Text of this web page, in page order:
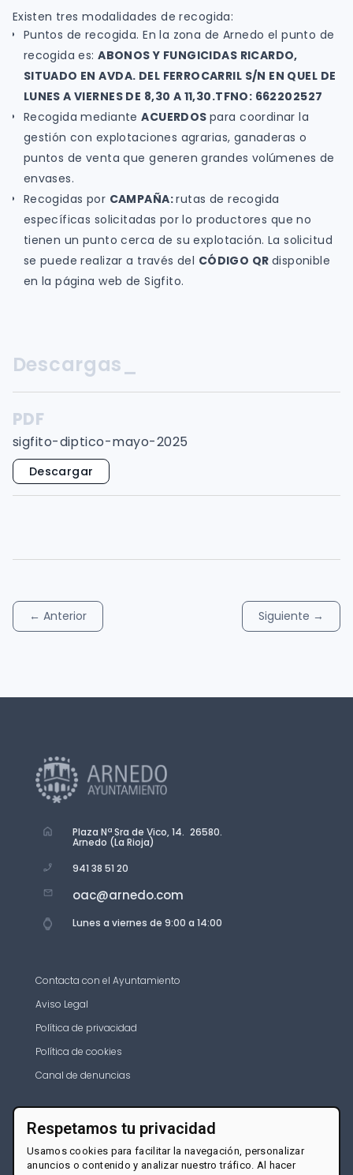
Existen tres modalidades de recogida:
Puntos de recogida. En la zona de Arnedo el punto de
recogida es:ABONOS Y FUNGICIDAS RICARDO,
SITUADO EN AVDA. DEL FERROCARRIL S/N EN QUEL DE
LUNES A VIERNES DE 8,30 A 11,30.TFNO: 662202527
Recogida medianteACUERDOSpara coordinar la
gestión con explotaciones agrarias, ganaderas o
puntos de venta que generen grandes volúmenes de
envases.
Recogidas por CAMPAÑA:rutas de recogida
específicas solicitadas por lo productores que no
tienen un punto cerca de su explotación. La solicitud
se puede realizar a través del CÓDIGO QR disponible
en la página web de Sigfito.
Descargas_
PDF
sigfito-diptico-mayo-2025
Descargar
← Anterior Siguiente →
Plaza Nª Sra de Vico, 14. 26580.
Arnedo (La Rioja)
941 38 51 20
oac@arnedo.com
Lunes a viernes de 9:00 a 14:00
Contacta con el Ayuntamiento
Aviso Legal
Política de privacidad
Política de cookies
Canal de denuncias
Respetamos tu privacidad
Usamos cookies para facilitar la navegación, personalizar
anuncios o contenido y analizar nuestro tráfico. Al hacer